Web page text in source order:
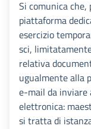
Si comunica
piattaforma
esercizio
sci,
relativa
ugualmente alla
e-mail da inviare
elettronica:
si tratta di